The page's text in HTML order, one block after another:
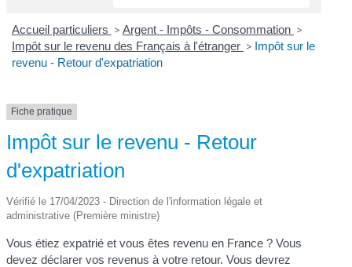
Accueil particuliers > Argent - Impôts - Consommation >
Impôt sur le revenu des Français à l'étranger > Impôt sur le
revenu - Retour d'expatriation
Fiche pratique
Impôt sur le revenu - Retour
d'expatriation
Vérifié le 17/04/2023 - Direction de l'information légale et
administrative (Première ministre)
Vous étiez expatrié et vous êtes revenu en France ? Vous
devez déclarer vos revenus à votre retour. Vous devrez